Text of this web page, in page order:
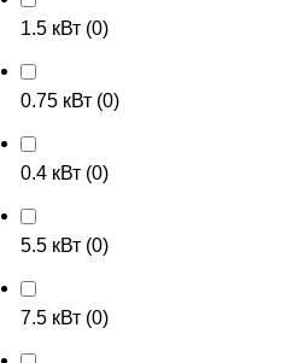
1.5 кВт (0)
0.75 кВт (0)
0.4 кВт (0)
5.5 кВт (0)
7.5 кВт (0)